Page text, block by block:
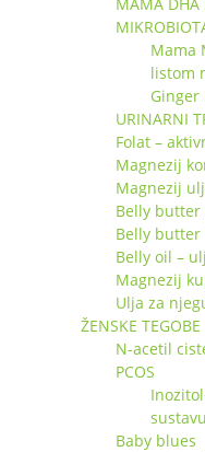
Mama
listom
URINARNI
Folat –
Magnezij
Magnezij
Belly butter
Belly butter
Belly oil –
Magnezij
Ulja za
ŽENSKE TEGOBE
N-acetil
PCOS
sustavu
Baby blues